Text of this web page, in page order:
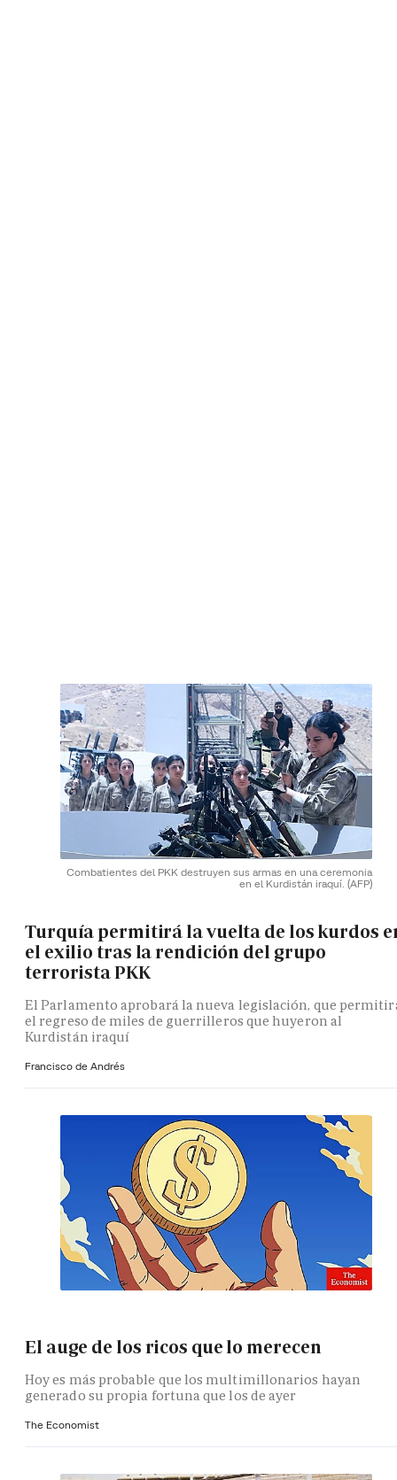
Combatientes del PKK destruyen sus armas en una ceremonia
en el Kurdistán iraquí. (AFP)
Turquía permitirá la vuelta de los kurdos
el exilio tras la rendición del grupo
terrorista PKK
El Parlamento aprobará la nueva legislación, que
el regreso de miles de guerrilleros que huyeron al
Kurdistán iraquí
Francisco de Andrés
El auge de los ricos que lo merecen
Hoy es más probable que los multimillonarios hayan
generado su propia fortuna que los de ayer
The Economist